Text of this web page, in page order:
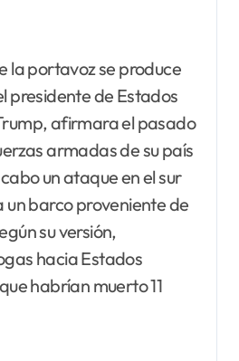
la portavoz se produce
presidente de Estados
afirmara el pasado
armadas de su país
un ataque en el sur
barco proveniente de
su versión,
hacia Estados
habrían muerto 11